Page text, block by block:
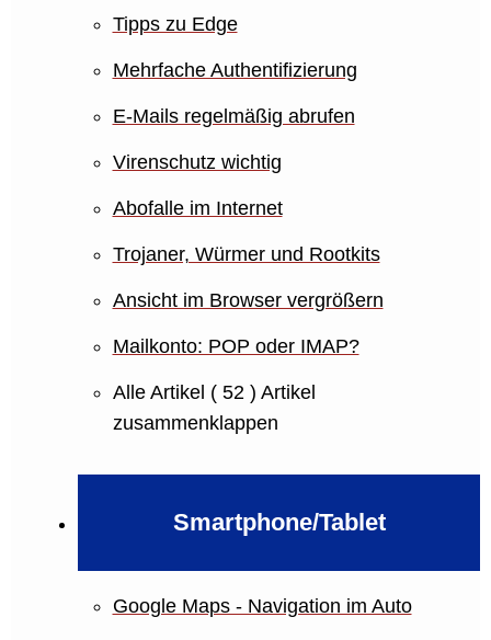
Tipps zu Edge
Mehrfache Authentifizierung
E-Mails regelmäßig abrufen
Virenschutz wichtig
Abofalle im Internet
Trojaner, Würmer und Rootkits
Ansicht im Browser vergrößern
Mailkonto: POP oder IMAP?
Alle Artikel ( 52 ) Artikel
zusammenklappen
Smartphone/Tablet
Google Maps - Navigation im Auto